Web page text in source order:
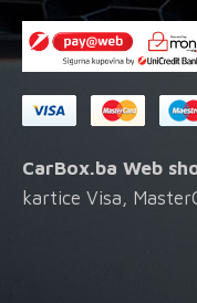
CarBox.ba Web
kartice Visa,